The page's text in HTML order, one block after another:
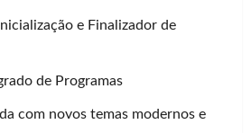
e Finalizador de
de Programas
com novos temas modernos e